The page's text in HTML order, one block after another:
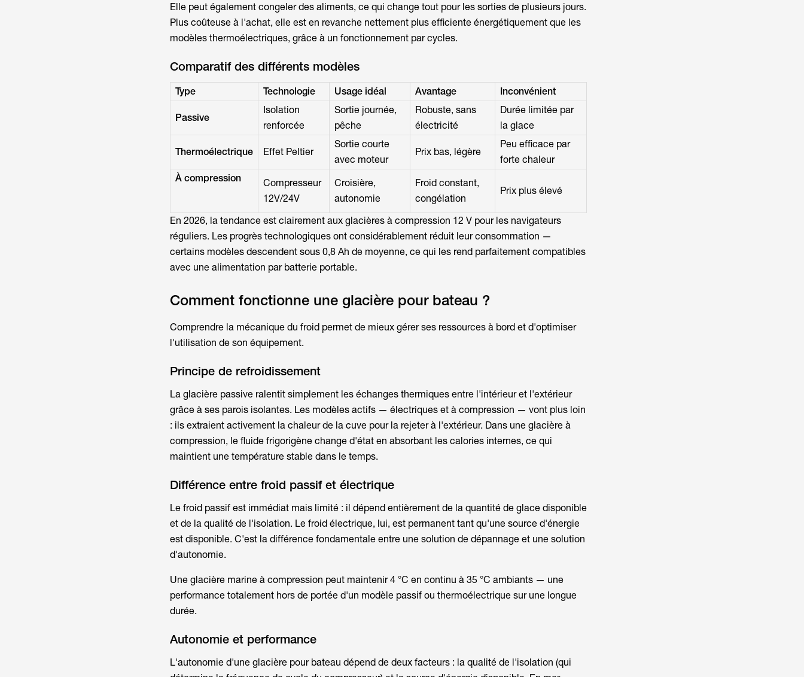
Elle peut également congeler des aliments, ce qui change tout pour les sorties de plusieurs jours.
Plus coûteuse à l'achat, elle est en revanche nettement plus efficiente énergétiquement que les
modèles thermoélectriques, grâce à un fonctionnement par cycles.
Comparatif des différents modèles
Type Technologie Usage idéal Avantage Inconvénient
Passive
Isolation
renforcée
Sortie journée,
pêche
Robuste, sans
électricité
Durée limitée par
la glace
Thermoélectrique Effet Peltier
Sortie courte
avec moteur
Prix bas, légère
Peu efficace par
forte chaleur
À compression
Compresseur
12V/24V
Croisière,
autonomie
Froid constant,
congélation
Prix plus élevé
En 2026, la tendance est clairement aux glacières à compression 12 V pour les navigateurs
réguliers. Les progrès technologiques ont considérablement réduit leur consommation —
certains modèles descendent sous 0,8 Ah de moyenne, ce qui les rend parfaitement compatibles
avec une alimentation par batterie portable.
Comment fonctionne une glacière pour bateau ?
Comprendre la mécanique du froid permet de mieux gérer ses ressources à bord et d'optimiser
l'utilisation de son équipement.
Principe de refroidissement
La glacière passive ralentit simplement les échanges thermiques entre l'intérieur et l'extérieur
grâce à ses parois isolantes. Les modèles actifs — électriques et à compression — vont plus loin
: ils extraient activement la chaleur de la cuve pour la rejeter à l'extérieur. Dans une glacière à
compression, le fluide frigorigène change d'état en absorbant les calories internes, ce qui
maintient une température stable dans le temps.
Différence entre froid passif et électrique
Le froid passif est immédiat mais limité : il dépend entièrement de la quantité de glace disponible
et de la qualité de l'isolation. Le froid électrique, lui, est permanent tant qu'une source d'énergie
est disponible. C'est la différence fondamentale entre une solution de dépannage et une solution
d'autonomie.
Une glacière marineà compression peut maintenir 4 °C en continu à 35 °C ambiants — une
performance totalement hors de portée d'un modèle passif ou thermoélectrique sur une longue
durée.
Autonomie et performance
L'autonomie d'une glacière pour bateau dépend de deux facteurs : la qualité de l'isolation (qui